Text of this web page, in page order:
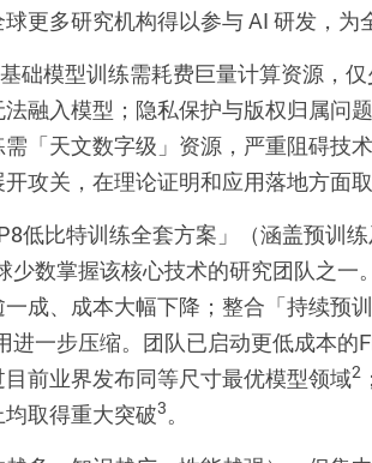
更多研究机构得以参与AI 研发，为
础模型训练需耗费巨量计算资源，
融入模型；隐私保护与版权归属问
「天文数字级」资源，严重阻碍技
攻关，在理论证明和应用落地方面取
低比特训练全套方案」（涵盖预训
少数掌握该核心技术的研究团队之一
成、成本大幅下降；整合「持续预
进一步压缩。团队已启动更低成本的
前业界发布同等尺寸最优模型领域2
取得重大突破3。